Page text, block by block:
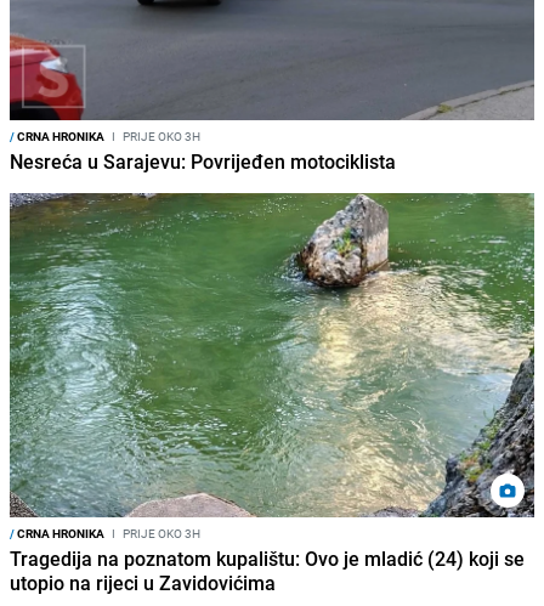
/CRNA HRONIKA I PRIJE OKO 3H
Nesreća u Sarajevu: Povrijeđen motociklista
/CRNA HRONIKA I PRIJE OKO 3H
Tragedija na poznatom kupalištu: Ovo je mladić (24) koji se
utopio na rijeci u Zavidovićima